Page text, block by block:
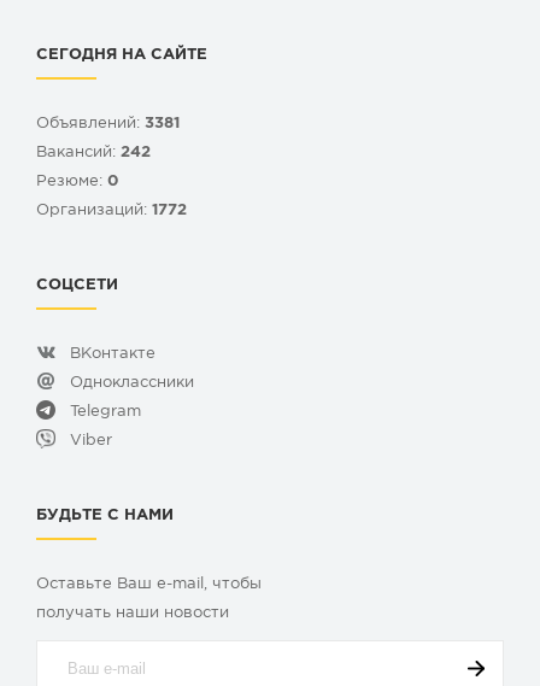
СЕГОДНЯ НА САЙТЕ
Объявлений: 3381
Вакансий: 242
Резюме: 0
Организаций: 1772
СОЦСЕТИ
ВКонтакте
Одноклассники
Telegram
Viber
БУДЬТЕ С НАМИ
Оставьте Ваш e-mail, чтобы
получать наши новости